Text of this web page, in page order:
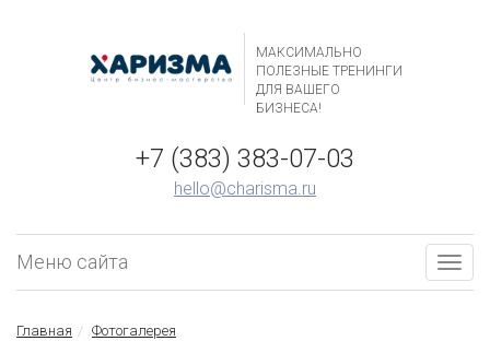
МАКСИМАЛЬНО
ПОЛЕЗНЫЕ ТРЕНИНГИ
ДЛЯ ВАШЕГО
БИЗНЕСА!
+7 (383) 383-07-03
hello@charisma.ru
Меню сайта
Главная
Фотогалерея